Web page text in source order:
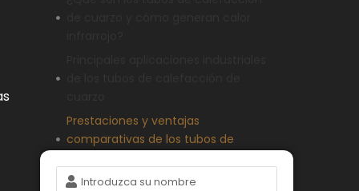
Prestaciones y ventajas
comparativas de los tubos de
Especificaciones técnicas que
Nombre